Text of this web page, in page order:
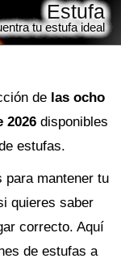
Estufa
tu estufa ideal
de las ocho
2026 disponibles
estufas.
para mantener tu
quieres saber
correcto. Aquí
de estufas a